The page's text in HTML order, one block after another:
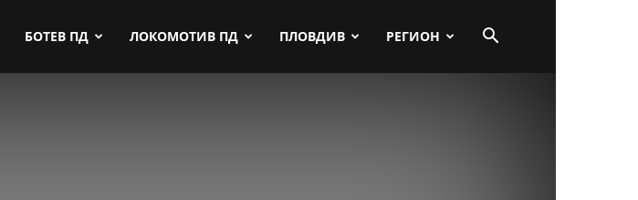
БОТЕВ ПД ЛОКОМОТИВ ПД ПЛОВДИВ РЕГИОН